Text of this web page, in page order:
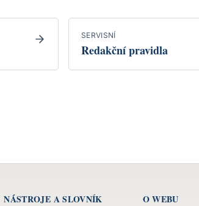
SERVISNÍ
Redakční pravidla
NÁSTROJE A SLOVNÍK O WEBU